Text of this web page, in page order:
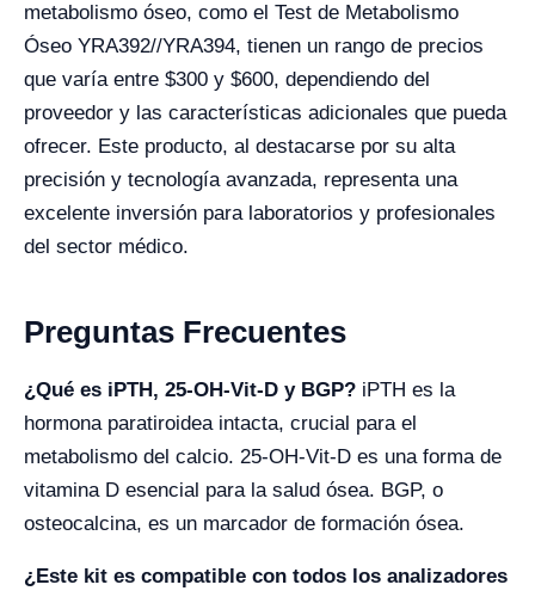
metabolismo óseo, como el Test de Metabolismo
Óseo YRA392//YRA394, tienen un rango de precios
que varía entre $300 y $600, dependiendo del
proveedor y las características adicionales que pueda
ofrecer. Este producto, al destacarse por su alta
precisión y tecnología avanzada, representa una
excelente inversión para laboratorios y profesionales
del sector médico.
Preguntas Frecuentes
¿Qué es iPTH, 25-OH-Vit-D y BGP? iPTH es la
hormona paratiroidea intacta, crucial para el
metabolismo del calcio. 25-OH-Vit-D es una forma de
vitamina D esencial para la salud ósea. BGP, o
osteocalcina, es un marcador de formación ósea.
¿Este kit es compatible con todos los analizadores